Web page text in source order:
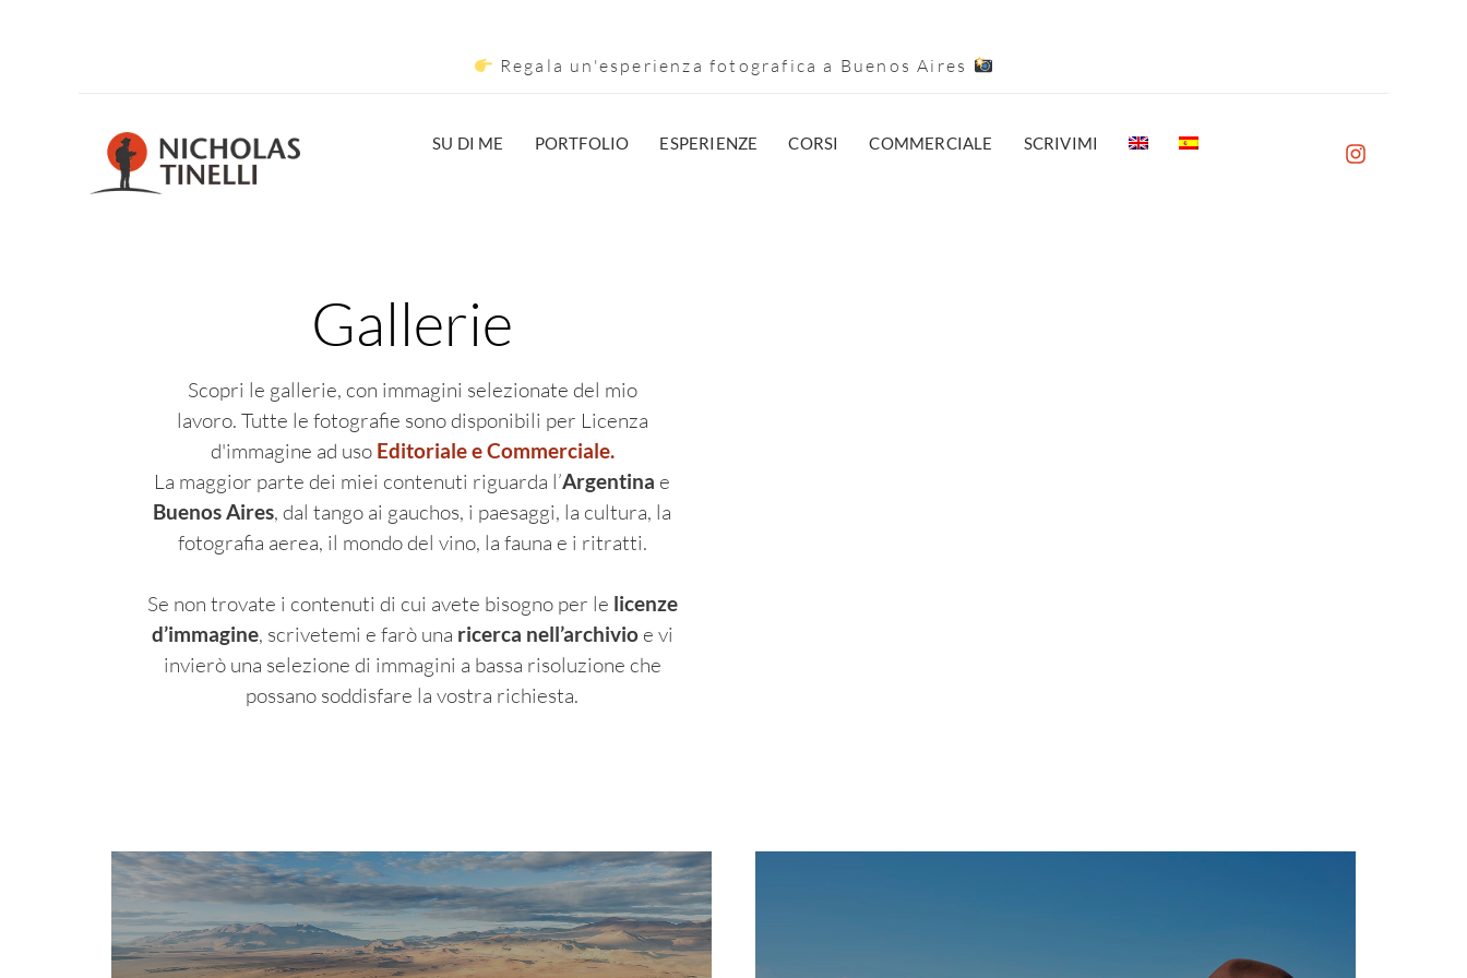
Regala un'esperienza fotografica a Buenos Aires
SU DI ME PORTFOLIO ESPERIENZE CORSI COMMERCIALE SCRIVIMI
Gallerie
Scopri le gallerie, con immagini selezionate del mio
lavoro. Tutte le fotografie sono disponibili per Licenza
d'immagine ad uso Editoriale e Commerciale.
La maggior parte dei miei contenuti riguarda l’Argentina e
Buenos Aires, dal tango ai gauchos, i paesaggi, la cultura, la
fotografia aerea, il mondo del vino, la fauna e i ritratti.
Se non trovate i contenuti di cui avete bisogno per le licenze
d’immagine, scrivetemi e farò una ricerca nell’archivioe vi
invierò una selezione di immagini a bassa risoluzione che
possano soddisfare la vostra richiesta.